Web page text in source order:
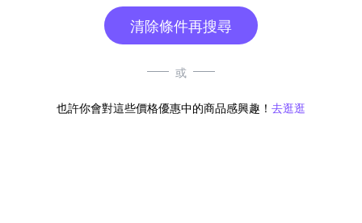
清除條件再搜尋
或
也許你會對這些價格優惠中的商品感興趣！ 去逛逛